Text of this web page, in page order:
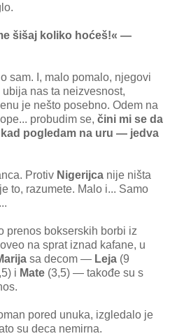
šišaj koliko hoćeš!« —
sam. I, malo pomalo, njegovi
nas ta neizvesnost,
je nešto posebno. Odem na
probudim se, čini mi se da
pogledam na uru — jedva
Protiv Nigerijca nije ništa
to, razumete. Malo i... Samo
...
prenos bokserskih borbi iz
na sprat iznad kafane, u
sa decom — Leja (9
i Mate (3,5) — takođe su s
pored unuka, izgledalo je
su deca nemirna.